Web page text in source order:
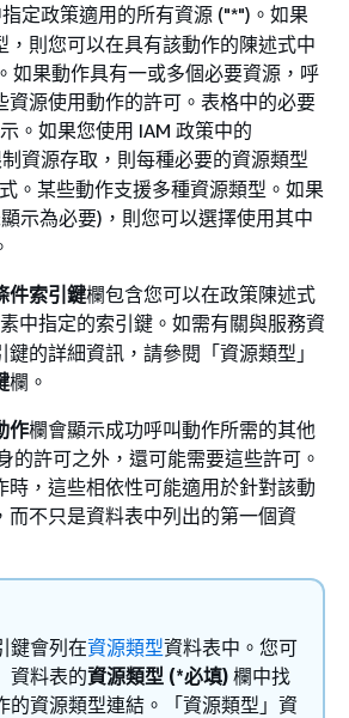
定政策適用的所有資源 ("*")。如果
，則您可以在具有該動作的陳述式中
如果動作具有一或多個必要資源，呼
資源使用動作的許可。表格中的必要
。如果您使用 IAM 政策中的
資源存取，則每種必要的資源類型
。某些動作支援多種資源類型。如果
示為必要)，則您可以選擇使用其中
件索引鍵欄包含您可以在政策陳述式
中指定的索引鍵。如需有關與服務資
的詳細資訊，請參閱「資源類型」
欄。
作欄會顯示成功呼叫動作所需的其他
的許可之外，還可能需要這些許可。
時，這些相依性可能適用於針對該動
而不只是資料表中列出的第一個資
鍵會列在資源類型資料表中。您可
資料表的資源類型 (*必填) 欄中找
的資源類型連結。「資源類型」資